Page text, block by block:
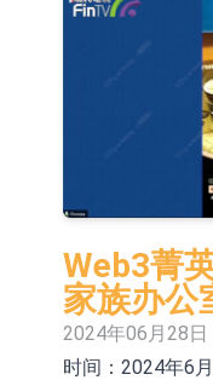
江总
亚太
理工
海"
CPU
【异
博腾
日韩
依米
场为
上交
活配
时停牌
上交
业股
【异
Web3菁
家族办公
2024年06月28日
时间：2024年6